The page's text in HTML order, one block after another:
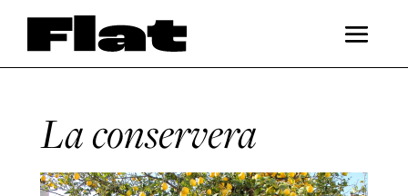
La conservera